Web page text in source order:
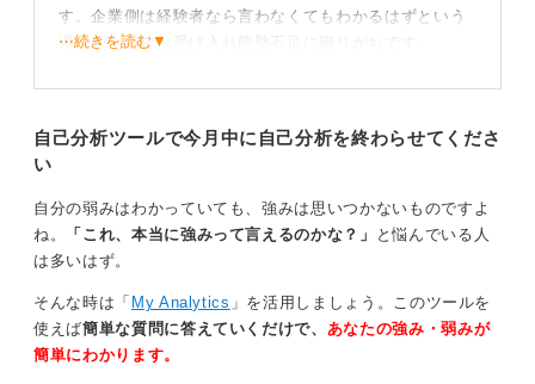
す。企業側は経験者なら言わなくてもわかるはずという
過信や、単純な受け入れ態勢不足に陥りがちです。
ます。この局面での動く力こそが実力として評価されま
遠慮せずに情報を自ら取りに行こう！
人間関係を壊さず、状況を改善するための具体的な手法
を行うように案内してきました。
不明点の可視化は、何がわからず、何が必要かをリスト
化して提示します。仮説による確認は、教えてではなく
⋯続きを読む▼
自己分析ツールで今月中に自己分析を終わらせてくださ
い
自分の弱みはわかっていても、強みは思いつかないものですよ
ね。
「これ、本当に強みって言えるのかな？」
と悩んでいる人
は多いはず。
そんな時は「 My Analytics 」を活用しましょう。このツールを
使えば簡単な質問に答えていくだけで、 あなたの強み・弱みが
簡単にわかります。